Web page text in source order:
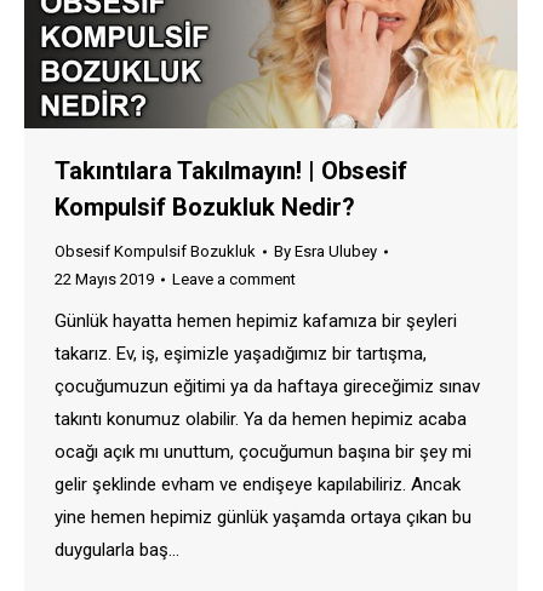
Takıntılara Takılmayın! | Obsesif
Kompulsif Bozukluk Nedir?
Obsesif Kompulsif Bozukluk By Esra Ulubey
22 Mayıs 2019
Leave a comment
Günlük hayatta hemen hepimiz kafamıza bir şeyleri
takarız. Ev, iş, eşimizle yaşadığımız bir tartışma,
çocuğumuzun eğitimi ya da haftaya gireceğimiz sınav
takıntı konumuz olabilir. Ya da hemen hepimiz acaba
ocağı açık mı unuttum, çocuğumun başına bir şey mi
gelir şeklinde evham ve endişeye kapılabiliriz. Ancak
yine hemen hepimiz günlük yaşamda ortaya çıkan bu
duygularla baş…